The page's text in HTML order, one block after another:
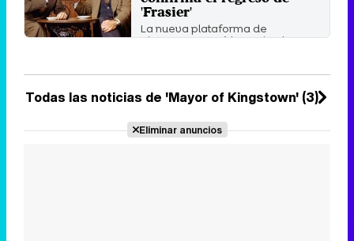
'Frasier'
La nueva plataforma de
ViacomCBS será lanzada el
Todas las noticias de 'Mayor of Kingstown' (3)
Eliminar anuncios